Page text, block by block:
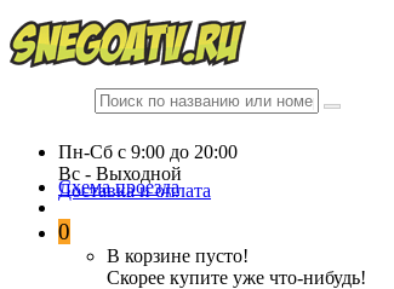
Пн-Сб c 9:00 до 20:00
Вc - Выходной
Схема проезда
Доставка и оплата
0
В корзине пусто!
Скорее купите уже что-нибудь!